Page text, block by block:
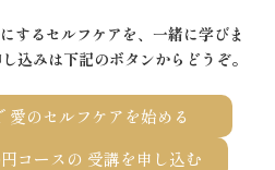
するセルフケアを、一緒に学びま
込みは下記のボタンからどうぞ。
愛のセルフケアを始める
コースの 受講を申し込む